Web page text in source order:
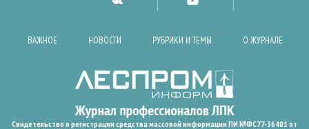
ВАЖНОЕ НОВОСТИ РУБРИКИ И ТЕМЫ О ЖУРНАЛЕ
Свидетельство о регистрации средства массовой информации ПИ №ФС77-36401 от